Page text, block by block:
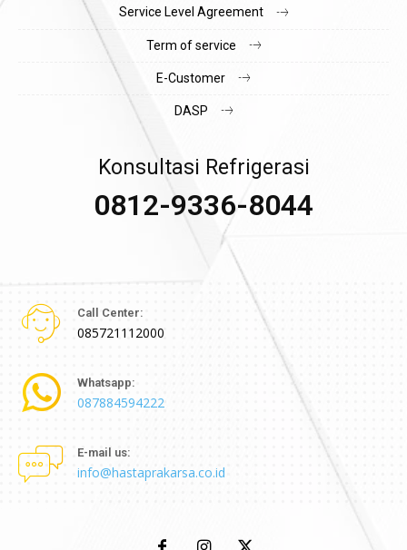
Service Level Agreement
Term of service
E-Customer
DASP
Konsultasi Refrigerasi
0812-9336-8044
Call Center:
085721112000
Whatsapp:
087884594222
E-mail us:
info@hastaprakarsa.co.id